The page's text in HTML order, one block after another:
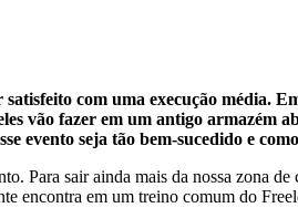
com uma execução média.
vão fazer em um antigo armazém
seja tão bem-sucedido e
Para sair ainda mais da nossa zona
encontra em um treino comum do